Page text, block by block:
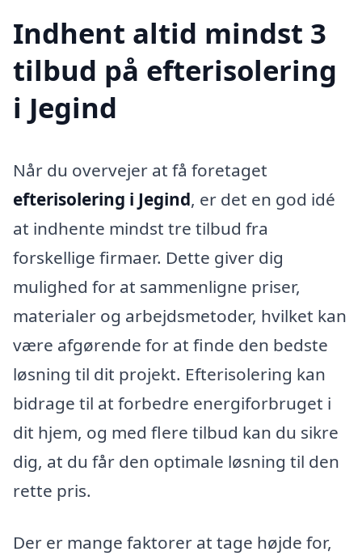
Indhent altid mindst 3
tilbud på efterisolering
i Jegind
Når du overvejer at få foretaget
efterisolering i Jegind, er det en god idé
at indhente mindst tre tilbud fra
forskellige firmaer. Dette giver dig
mulighed for at sammenligne priser,
materialer og arbejdsmetoder, hvilket kan
være afgørende for at finde den bedste
løsning til dit projekt. Efterisolering kan
bidrage til at forbedre energiforbruget i
dit hjem, og med flere tilbud kan du sikre
dig, at du får den optimale løsning til den
rette pris.
Der er mange faktorer at tage højde for,